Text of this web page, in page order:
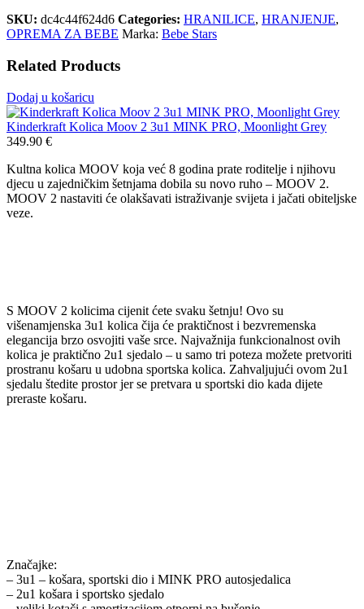
SKU: dc4c44f624d6 Categories: HRANILICE, HRANJENJE,
OPREMA ZA BEBE Marka: Bebe Stars
Related Products
Dodaj u košaricu
Kinderkraft Kolica Moov 2 3u1 MINK PRO, Moonlight Grey
349.90 €
Kultna kolica MOOV koja već 8 godina prate roditelje i njihovu
djecu u zajedničkim šetnjama dobila su novo ruho – MOOV 2.
MOOV 2 nastaviti će olakšavati istraživanje svijeta i jačati obiteljske
veze.
S MOOV 2 kolicima cijenit ćete svaku šetnju! Ovo su
višenamjenska 3u1 kolica čija će praktičnost i bezvremenska
elegancija brzo osvojiti vaše srce. Najvažnija funkcionalnost ovih
kolica je praktično 2u1 sjedalo – u samo tri poteza možete pretvoriti
prostranu košaru u udobna sportska kolica. Zahvaljujući ovom 2u1
sjedalu štedite prostor jer se pretvara u sportski dio kada dijete
preraste košaru.
Značajke:
– 3u1 – košara, sportski dio i MINK PRO autosjedalica
– 2u1 košara i sportsko sjedalo